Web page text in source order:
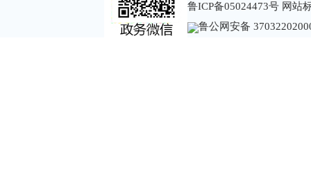
鲁ICP备05024473号 网站
鲁公网安备